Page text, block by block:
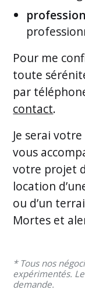
Pour me
toute
par
contact.
Je serai
vous
votre projet
location
ou d’un
Mortes et
* Tous nos
expérimentés.
demande.